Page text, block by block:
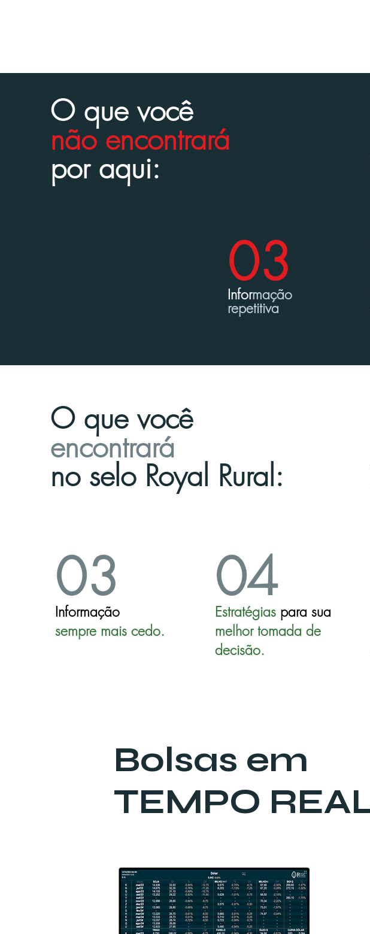
O que você
não encontrará
por aqui:
03
Informação
repetitiva
O que você
encontrará
no selo Royal Rural:
03
Informação
sempre mais cedo.
04
Estratégias para sua
melhor tomada de
decisão.
Bolsas em
TEMPO